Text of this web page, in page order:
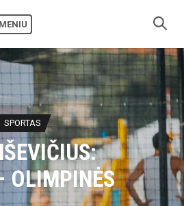
MENIU
SPORTAS
OLIMPINĖS